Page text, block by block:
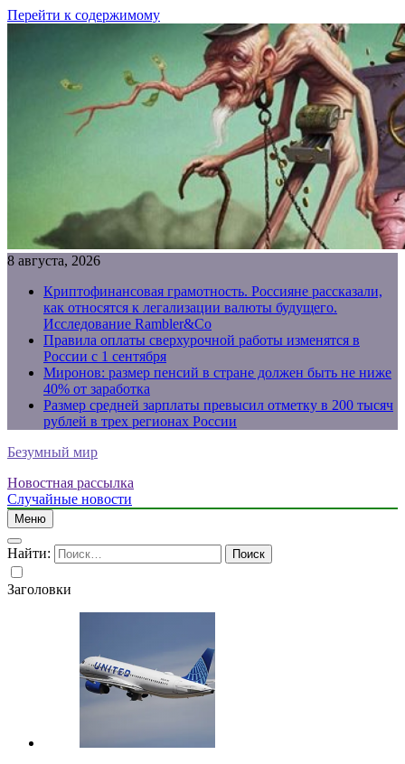
Перейти к содержимому
8 августа, 2026
Криптофинансовая грамотность. Россияне рассказали,
как относятся к легализации валюты будущего.
Исследование Rambler&Co
Правила оплаты сверхурочной работы изменятся в
России с 1 сентября
Миронов: размер пенсий в стране должен быть не ниже
40% от заработка
Размер средней зарплаты превысил отметку в 200 тысяч
рублей в трех регионах России
Безумный мир
Новостная рассылка
Случайные новости
Меню
Найти:
Заголовки